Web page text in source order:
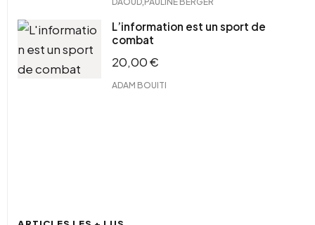
L’information est un sport de
combat
20,00€
ADAM BOUITI